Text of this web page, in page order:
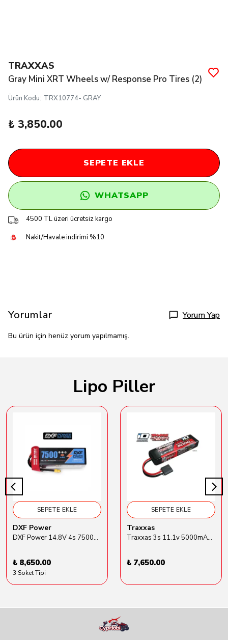
TRAXXAS
Gray Mini XRT Wheels w/ Response Pro Tires (2)
Ürün Kodu: TRX10774- GRAY
₺ 3,850.00
SEPETE EKLE
WHATSAPP
4500 TL üzeri ücretsiz kargo
Nakit/Havale indirimi %10
Yorumlar Yorum Yap
Bu ürün için henüz yorum yapılmamış.
Lipo Piller
SEPETE EKLE
DXF Power
DXF Power 14.8V 4s 7500mAh 80C Hardcase Lipo Batarya
₺ 8,650.00
3 Soket Tipi
SEPETE EKLE
Traxxas
Traxxas 3s 11.1v 5000mAh Lipo Batarya (TRX 2872X)
₺ 7,650.00